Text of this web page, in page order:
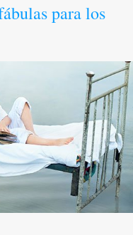
para los